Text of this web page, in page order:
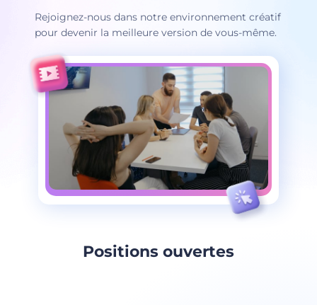
Rejoignez-nous dans notre environnement créatif
pour devenir la meilleure version de vous-même.
Positions ouvertes